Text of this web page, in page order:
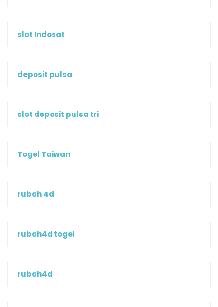
slot Indosat
deposit pulsa
slot deposit pulsa tri
Togel Taiwan
rubah 4d
rubah4d togel
rubah4d